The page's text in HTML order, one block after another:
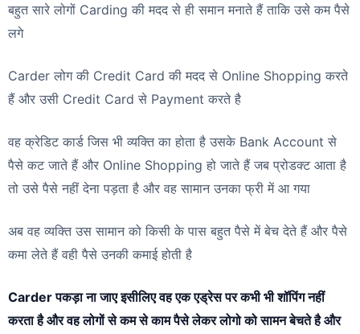
बहुत सारे लोगों Carding की मदद से ही समान मनाते हैं ताकि उसे कम पैसे
लगे
Carder लोग की Credit Card की मदद से Online Shopping करते
हैं और उसी Credit Card से Payment करते है
वह क्रेडिट कार्ड जिस भी व्यक्ति का होता है उसके Bank Account से
पैसे कट जाते हैं और Online Shopping हो जाते हैं जब प्रोडक्ट आता है
तो उसे पैसे नहीं देना पड़ता है और वह सामान उनका फ्री में आ गया
अब वह व्यक्ति उस सामान को किसी के पास बहुत पैसे में बेच देते हैं और पैसे
कमा लेते हैं वही पैसे उनकी कमाई होती है
Carder पकड़ा ना जाए इसीलिए वह एक एड्रेस पर कभी भी शॉपिंग नहीं
करता है और वह लोगों से कम से काम पैसे लेकर लोगो को सामन बेचते है और